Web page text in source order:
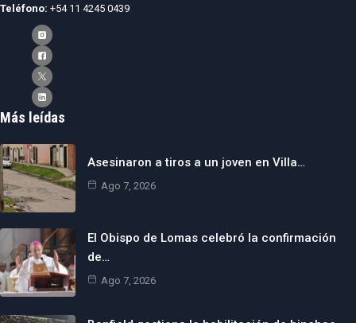
Teléfono: +54 11 4245 0439
Más leídas
Asesinaron a tiros a un joven en Villa…
Ago 7, 2026
El Obispo de Lomas celebró la confirmación
de…
Ago 7, 2026